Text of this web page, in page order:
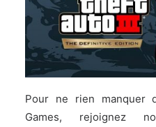
Pour ne rien manquer
Games, rejoignez